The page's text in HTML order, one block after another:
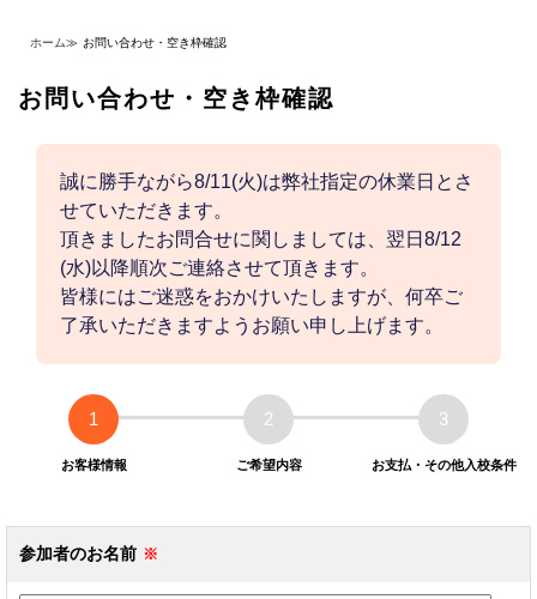
ホーム≫ お問い合わせ・空き枠確認
お問い合わせ・空き枠確認
誠に勝手ながら8/11(火)は弊社指定の休業日とさ
せていただきます。
頂きましたお問合せに関しましては、翌日8/12
(水)以降順次ご連絡させて頂きます。
皆様にはご迷惑をおかけいたしますが、何卒ご
了承いただきますようお願い申し上げます。
1
お客様情報
2
ご希望内容
3
お支払・その他入校条件
参加者のお名前